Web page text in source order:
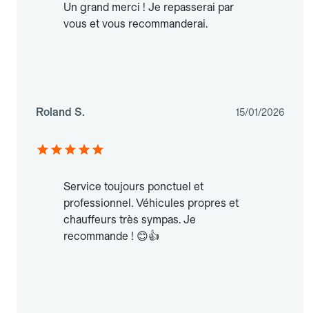
Un grand merci ! Je repasserai par
vous et vous recommanderai.
Roland S. 15/01/2026
Service toujours ponctuel et
professionnel. Véhicules propres et
chauffeurs très sympas. Je
recommande ! 😊👍